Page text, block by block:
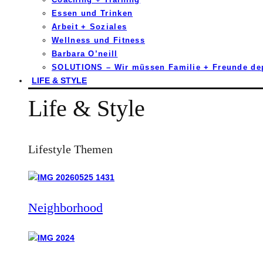
Essen und Trinken
Arbeit + Soziales
Wellness und Fitness
Barbara O’neill
SOLUTIONS – Wir müssen Familie + Freunde
LIFE & STYLE
Life & Style
Lifestyle Themen
Neighborhood